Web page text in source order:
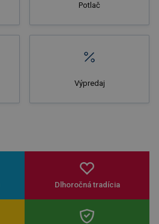
Potlač
Výpredaj
Dlhoročná tradícia